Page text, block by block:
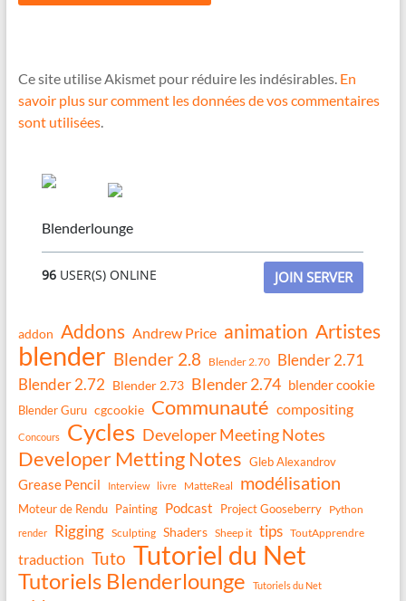
Ce site utilise Akismet pour réduire les indésirables. En
savoir plus sur comment les données de vos commentaires
sont utilisées.
Blenderlounge
96 USER(S) ONLINE JOIN SERVER
addon Addons Andrew Price animation Artistes
blender Blender 2.8 Blender 2.70
Blender 2.71
Blender 2.72 Blender 2.73 Blender 2.74 blender cookie
Blender Guru cgcookie Communauté compositing
Concours Cycles Developer Meeting Notes
Developer Metting Notes Gleb Alexandrov
Grease Pencil Interview livre MatteReal modélisation
Moteur de Rendu Painting Podcast Project Gooseberry Python
render Rigging Sculpting Shaders Sheep it tips ToutApprendre
traduction Tuto Tutoriel du Net
Tutoriels Blenderlounge Tutoriels du Net